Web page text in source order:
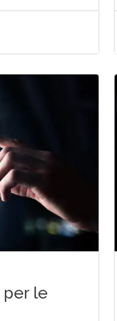
per le